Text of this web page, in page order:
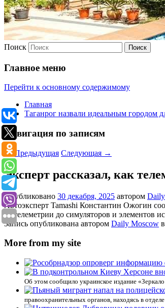
Поиск
Главное меню
Перейти к основному содержимому
Главная
Таганрог назвали идеальным городом
Навигация по записям
←Предыдущая Следующая →
Эксперт рассказал, как
Опубликовано 30 декабря, 2025 автором
Автоэксперт Tamashi Константин Ожогин
от телеметрии до симуляторов и элементов
Запись опубликована автором Daily Moscow
More from my site
Об этом сообщило украинское издание
правоохранительных органов, находясь в